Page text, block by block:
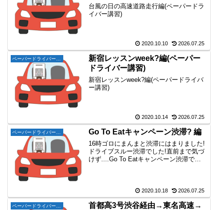
台風の日の高速道路走行編(ペーパードラ
イバー講習)
2020.10.10 2026.07.25
新宿レッスンweek?編(ペーパー
ドライバー講習)
新宿レッスンweek?編(ペーパードライバ
ー講習)
2020.10.14 2026.07.25
Go To Eatキャンペーン渋滞? 編
16時ゴロにまんまと渋滞にはまりました!
ドライブスルー渋滞でした!直前まで気づ
けず....Go To Eatキャンペーン渋滞でし
2020.10.18 2026.07.25
首都高3号渋谷経由→東名高速→